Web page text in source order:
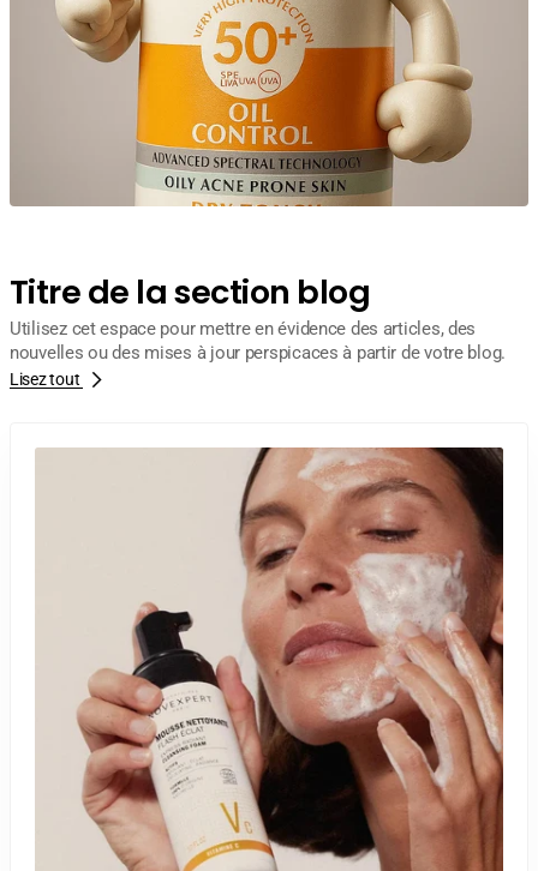
Titre de la section blog
Utilisez cet espace pour mettre en évidence des articles, des
nouvelles ou des mises à jour perspicaces à partir de votre blog.
Lisez tout